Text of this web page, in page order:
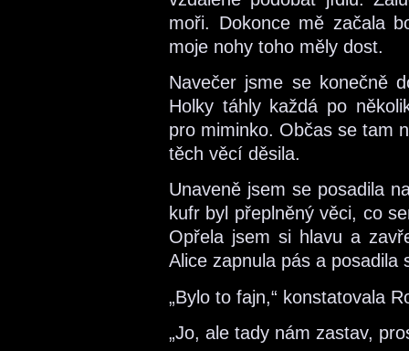
moři. Dokonce mě začala
moje nohy toho měly dost.
Navečer jsme se konečně
Holky táhly každá po
pro miminko. Občas se tam
těch věcí děsila.
Unaveně jsem se posadila
kufr byl přeplněný věci, co
Opřela jsem si hlavu a
Alice zapnula pás a posadila
„Bylo to fajn,“ konstatovala
„Jo, ale tady nám zastav,